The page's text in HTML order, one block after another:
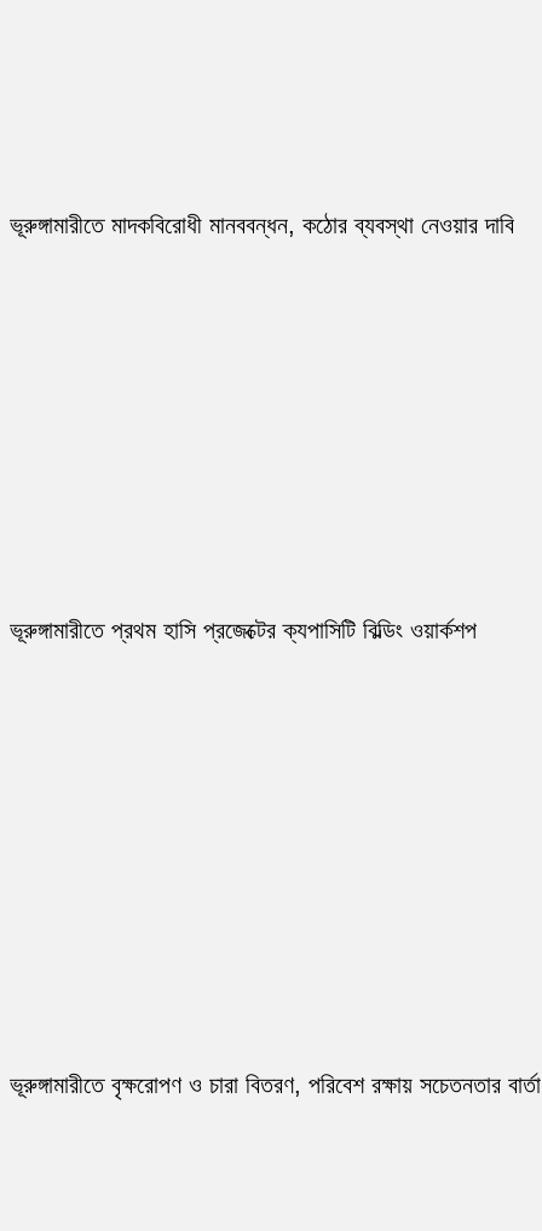
ভূরুঙ্গামারীতে মাদকবিরোধী মানববন্ধন, কঠোর ব্যবস্থা নেওয়ার দাবি
ভূরুঙ্গামারীতে প্রথম হাসি প্রজেক্টের ক্যপাসিটি বিল্ডিং ওয়ার্কশপ
ভূরুঙ্গামারীতে বৃক্ষরোপণ ও চারা বিতরণ, পরিবেশ রক্ষায় সচেতনতার বার্তা